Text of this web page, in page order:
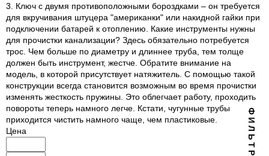
3. Ключ с двумя противоположными бороздками – он требуется
для вкручивания штуцера "американки" или накидной гайки при
подключении батарей к отоплению. Какие инструменты нужны
для прочистки канализации? Здесь обязательно потребуется
трос. Чем больше по диаметру и длиннее труба, тем толще
должен быть инструмент, жестче. Обратите внимание на
модель, в которой присутствует натяжитель. С помощью такой
конструкции всегда становится возможным во время прочистки
изменять жесткость пружины. Это облегчает работу, проходить
повороты теперь намного легче. Кстати, чугунные трубы
приходится чистить намного чаще, чем пластиковые.
Ф И Л Ь Т Р
Цена